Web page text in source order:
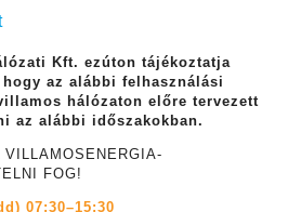
Kft. ezúton tájékoztatja
az alábbi felhasználási
hálózaton előre tervezett
az alábbi időszakokban.
FOG!
07:30–15:30